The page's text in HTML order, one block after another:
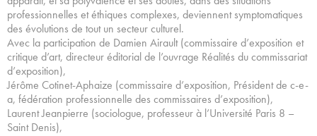
professionnelles et éthiques complexes, deviennent symptomatiques
des évolutions de tout un secteur culturel.
Avec la participation de Damien Airault (commissaire d’exposition et
critique d’art, directeur éditorial de l’ouvrage Réalités du commissariat
d’exposition),
Jérôme Cotinet-Aphaize (commissaire d’exposition, Président de c-e-
a, fédération professionnelle des commissaires d’exposition),
Laurent Jeanpierre (sociologue, professeur à l’Université Paris 8 –
Saint Denis),